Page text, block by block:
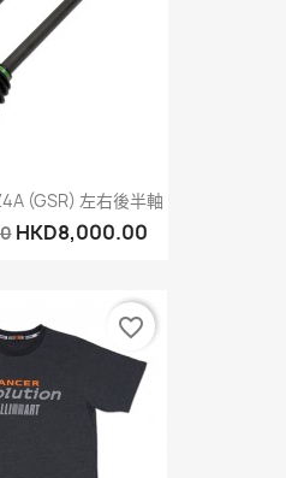
(GSR) 左右後半軸
HKD8,000.00
favorite_border